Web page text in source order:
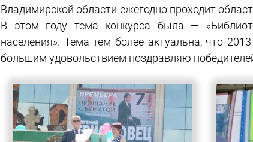
Владимирской области ежегодно проходит
В этом году тема конкурса была —
населения». Тема тем более актуальна, что
большим удовольствием поздравляю